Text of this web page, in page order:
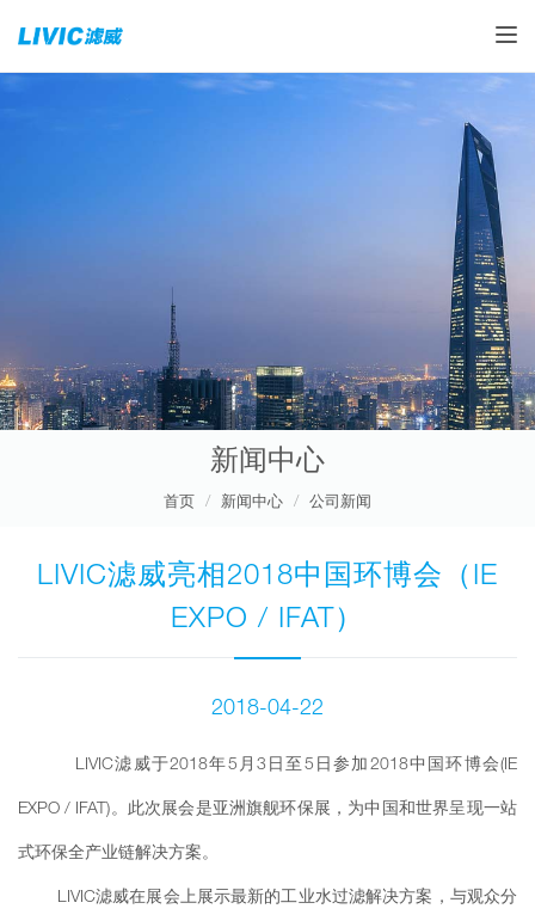
新闻中心
首页 新闻中心 公司新闻
LIVIC滤威亮相2018中国环博会（IE
EXPO / IFAT）
2018-04-22
LIVIC滤威于2018年5月3日至5日参加2018中国环博会(IE
EXPO / IFAT)。此次展会是亚洲旗舰环保展，为中国和世界呈现一站
式环保全产业链解决方案。
LIVIC滤威在展会上展示最新的工业水过滤解决方案，与观众分